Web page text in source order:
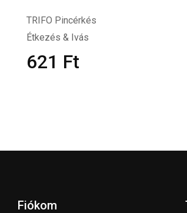
TRIFO Pincérkés
Étkezés & Ivás
621 Ft
Fiókom